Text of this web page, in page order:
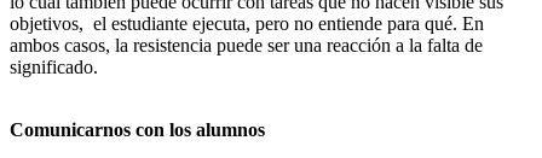
objetivos, el estudiante ejecuta, pero no entiende para qué. En
ambos casos, la resistencia puede ser una reacción a la falta de
significado.
Comunicarnos con los alumnos